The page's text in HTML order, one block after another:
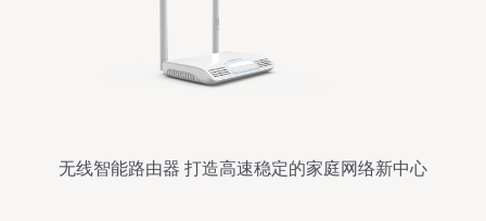
无线智能路由器 打造高速稳定的家庭网络新中心